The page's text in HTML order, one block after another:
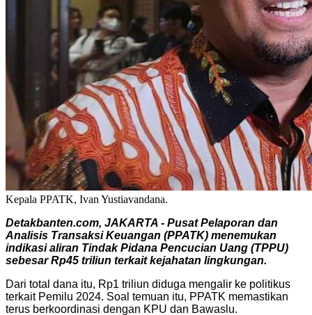
Kepala PPATK, Ivan Yustiavandana.
Detakbanten.com, JAKARTA - Pusat Pelaporan dan
Analisis Transaksi Keuangan (PPATK) menemukan
indikasi aliran Tindak Pidana Pencucian Uang (TPPU)
sebesar Rp45 triliun terkait kejahatan lingkungan.
Dari total dana itu, Rp1 triliun diduga mengalir ke politikus
terkait Pemilu 2024. Soal temuan itu, PPATK memastikan
terus berkoordinasi dengan KPU dan Bawaslu.